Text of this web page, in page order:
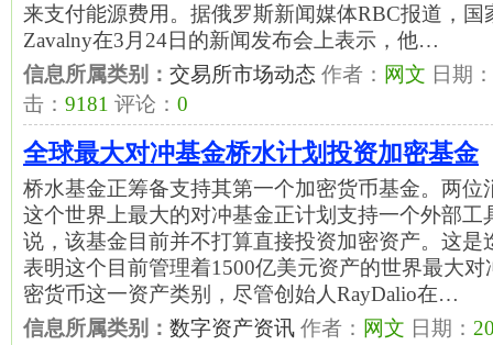
来支付能源费用。据俄罗斯新闻媒体RBC报道，
Zavalny在3月24日的新闻发布会上表示，他…
信息所属类别： 交易所市场动态 作者： 网文 日期：
击： 9181 评论： 0
全球最大对冲基金桥水计划投资加密基金
桥水基金正筹备支持其第一个加密货币基金。两位
这个世界上最大的对冲基金正计划支持一个外部工
说，该基金目前并不打算直接投资加密资产。这是
表明这个目前管理着1500亿美元资产的世界最大
密货币这一资产类别，尽管创始人RayDalio在…
信息所属类别： 数字资产资讯 作者： 网文 日期：